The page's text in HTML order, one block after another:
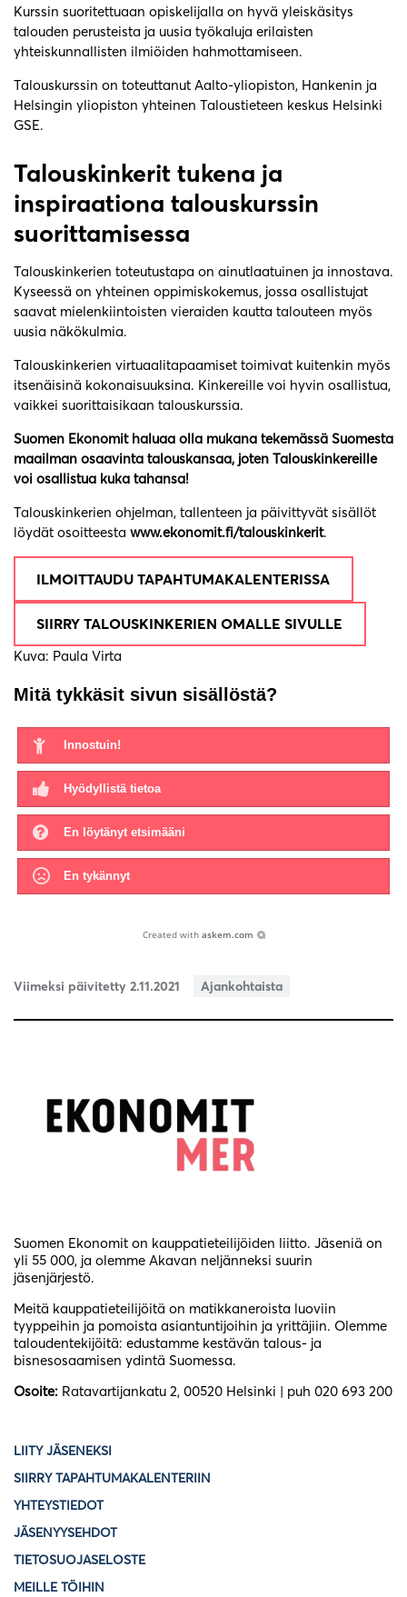
Kurssin suoritettuaan opiskelijalla on hyvä yleiskäsitys
talouden perusteista ja uusia työkaluja erilaisten
yhteiskunnallisten ilmiöiden hahmottamiseen.
Talouskurssin on toteuttanut Aalto-yliopiston, Hankenin ja
Helsingin yliopiston yhteinen Taloustieteen keskus Helsinki
GSE.
Talouskinkerit tukena ja
inspiraationa talouskurssin
suorittamisessa
Talouskinkerien toteutustapa on ainutlaatuinen ja innostava.
Kyseessä on yhteinen oppimiskokemus, jossa osallistujat
saavat mielenkiintoisten vieraiden kautta talouteen myös
uusia näkökulmia.
Talouskinkerien virtuaalitapaamiset toimivat kuitenkin myös
itsenäisinä kokonaisuuksina. Kinkereille voi hyvin osallistua,
vaikkei suorittaisikaan talouskurssia.
Suomen Ekonomit haluaa olla mukana tekemässä Suomesta
maailman osaavinta talouskansaa, joten Talouskinkereille
voi osallistua kuka tahansa!
Talouskinkerien ohjelman, tallenteen ja päivittyvät sisällöt
löydät osoitteesta www.ekonomit.fi/talouskinkerit.
ILMOITTAUDU TAPAHTUMAKALENTERISSA
SIIRRY TALOUSKINKERIEN OMALLE SIVULLE
Kuva: Paula Virta
Mitä tykkäsit sivun sisällöstä?
Innostuin!
Hyödyllistä tietoa
En löytänyt etsimääni
En tykännyt
Created with askem.com
Viimeksi päivitetty 2.11.2021 Ajankohtaista
Suomen Ekonomit on kauppatieteilijöiden liitto. Jäseniä on
yli 55 000, ja olemme Akavan neljänneksi suurin
jäsenjärjestö.
Meitä kauppatieteilijöitä on matikkaneroista luoviin
tyyppeihin ja pomoista asiantuntijoihin ja yrittäjiin. Olemme
taloudentekijöitä: edustamme kestävän talous- ja
bisnesosaamisen ydintä Suomessa.
Osoite: Ratavartijankatu 2, 00520 Helsinki | puh 020 693 200
LIITY JÄSENEKSI
SIIRRY TAPAHTUMAKALENTERIIN
YHTEYSTIEDOT
JÄSENYYSEHDOT
TIETOSUOJASELOSTE
MEILLE TÖIHIN